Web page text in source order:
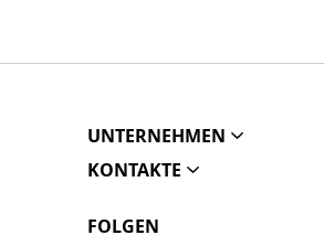
UNTERNEHMEN
KONTAKTE
FOLGEN